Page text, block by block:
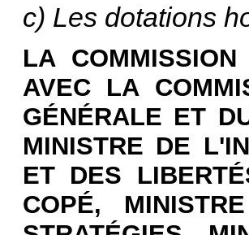
c) Les dotations
LA
AVEC LA
GÉNÉRALE ET
MINISTRE DE
ET DES
COPÉ,